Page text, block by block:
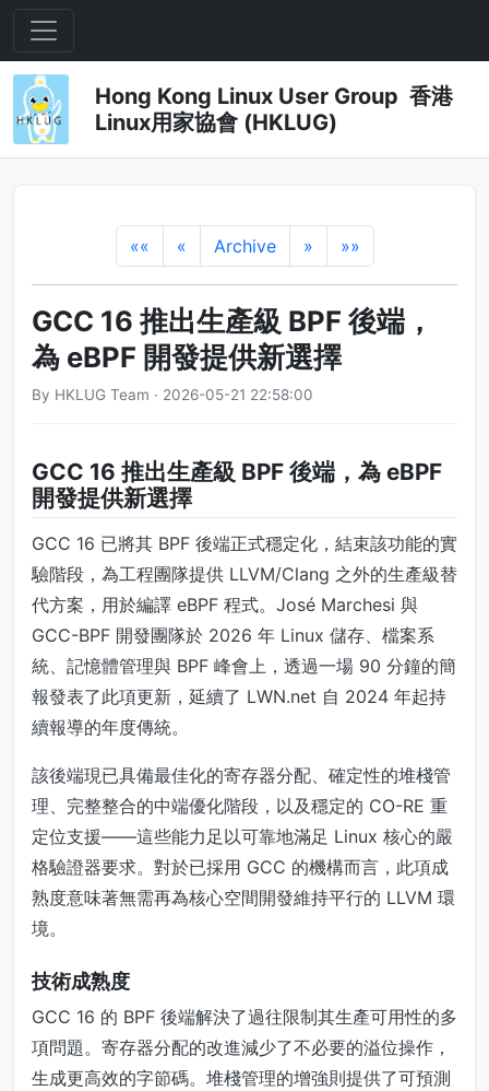
Hong Kong Linux User Group 香港
Linux用家協會 (HKLUG)
«« « Archive » »»
GCC 16 推出生產級 BPF 後端，
為 eBPF 開發提供新選擇
By HKLUG Team · 2026-05-21 22:58:00
GCC 16 推出生產級 BPF 後端，為 eBPF
開發提供新選擇
GCC 16 已將其 BPF 後端正式穩定化，結束該功能的實
驗階段，為工程團隊提供 LLVM/Clang 之外的生產級替
代方案，用於編譯 eBPF 程式。José Marchesi 與
GCC-BPF 開發團隊於 2026 年 Linux 儲存、檔案系
統、記憶體管理與 BPF 峰會上，透過一場 90 分鐘的簡
報發表了此項更新，延續了 LWN.net 自 2024 年起持
續報導的年度傳統。
該後端現已具備最佳化的寄存器分配、確定性的堆棧管
理、完整整合的中端優化階段，以及穩定的 CO-RE 重
定位支援——這些能力足以可靠地滿足 Linux 核心的嚴
格驗證器要求。對於已採用 GCC 的機構而言，此項成
熟度意味著無需再為核心空間開發維持平行的 LLVM 環
境。
技術成熟度
GCC 16 的 BPF 後端解決了過往限制其生產可用性的多
項問題。寄存器分配的改進減少了不必要的溢位操作，
生成更高效的字節碼。堆棧管理的增強則提供了可預測